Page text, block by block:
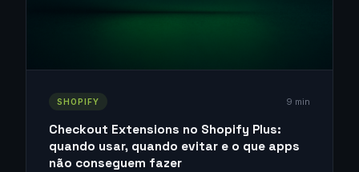
SHOPIFY 9 min
Checkout Extensions no Shopify Plus:
quando usar, quando evitar e o que apps
não conseguem fazer